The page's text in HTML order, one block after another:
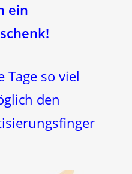
ein
Tage so viel
den